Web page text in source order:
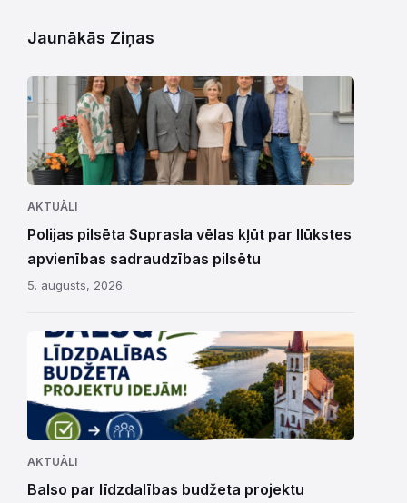
Jaunākās Ziņas
AKTUĀLI
Polijas pilsēta Suprasla vēlas kļūt par Ilūkstes
apvienības sadraudzības pilsētu
5. augusts, 2026.
AKTUĀLI
Balso par līdzdalības budžeta projektu